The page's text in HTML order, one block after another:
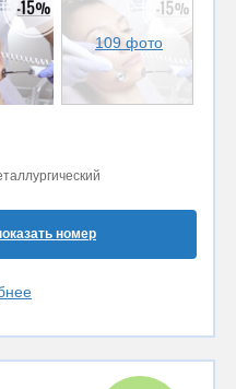
109 фото
номер